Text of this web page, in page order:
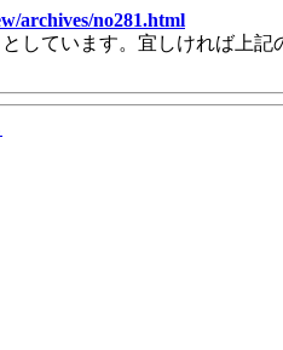
archives/no281.html
しています。宜しければ上